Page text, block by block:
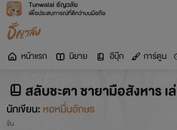
Tunwalai ธัญวลัย
เพื่อประสบการณ์ที่ดีกว่าบนมือถือ
หน้าแรก นิยาย อีบุ๊ก การ์ตูน
สลับชะตา ชายามือสังหาร เ
นักเขียน: หอหมื่นอักษร
จีน